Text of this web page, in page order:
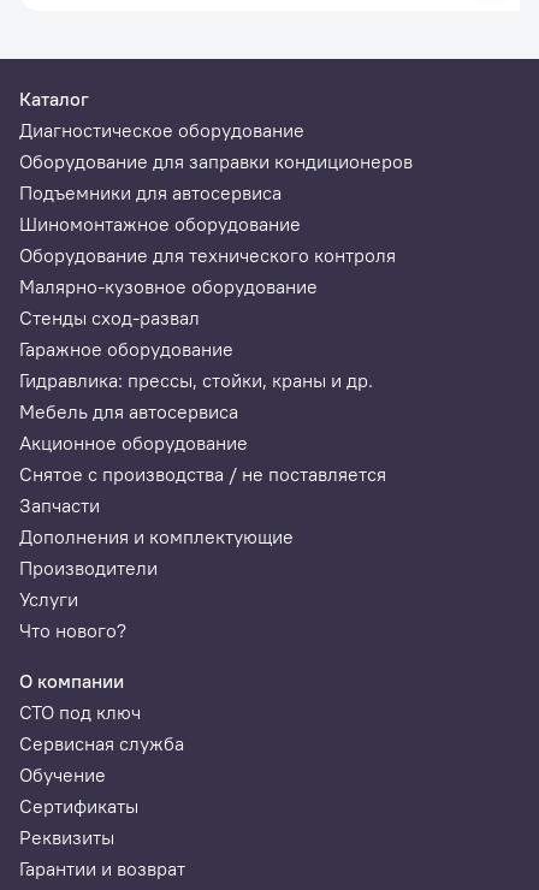
Каталог
Диагностическое оборудование
Оборудование для заправки кондиционеров
Подъемники для автосервиса
Шиномонтажное оборудование
Оборудование для технического контроля
Малярно-кузовное оборудование
Стенды сход-развал
Гаражное оборудование
Гидравлика: прессы, стойки, краны и др.
Мебель для автосервиса
Акционное оборудование
Снятое с производства / не поставляется
Запчасти
Дополнения и комплектующие
Производители
Услуги
Что нового?
О компании
СТО под ключ
Сервисная служба
Обучение
Сертификаты
Реквизиты
Гарантии и возврат